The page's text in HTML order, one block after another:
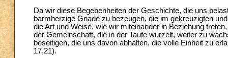
Da wir diese Begebenheiten der Geschichte, die uns
barmherzige Gnade zu bezeugen, die im gekreuzigten
die Art und Weise, wie wir miteinander in Beziehung
der Gemeinschaft, die in der Taufe wurzelt, weiter zu
beseitigen, die uns davon abhalten, die volle Einheit zu
17,21).